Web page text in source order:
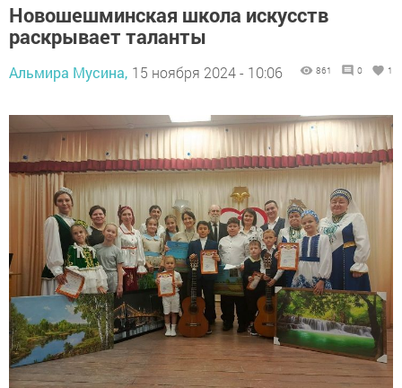
Новошешминская школа искусств
раскрывает таланты
Альмира Мусина, 15 ноября 2024 - 10:06 861 0 1